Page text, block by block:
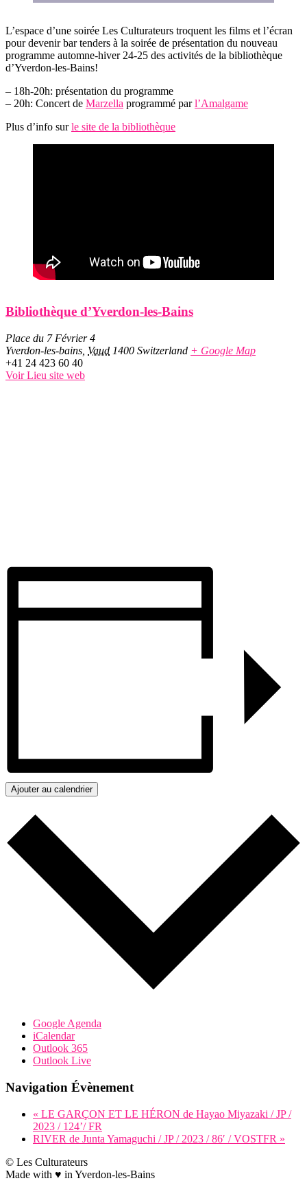
L’espace d’une soirée Les Culturateurs troquent les films et l’écran
pour devenir bar tenders à la soirée de présentation du nouveau
programme automne-hiver 24-25 des activités de la bibliothèque
d’Yverdon-les-Bains!
– 18h-20h: présentation du programme
– 20h: Concert de Marzella programmé parl’Amalgame
Plus d’info surle site de la bibliothèque
Bibliothèque d’Yverdon-les-Bains
Place du 7 Février 4
Yverdon-les-bains Vaud 1400 Switzerland + Google Map
+41 24 423 60 40
Voir Lieu site web
Ajouter au calendrier
Google Agenda
iCalendar
Outlook 365
Outlook Live
Navigation Évènement
« LE GARÇON ET LE HÉRON de Hayao Miyazaki / JP /
2023 / 124’/ FR
RIVER de Junta Yamaguchi / JP / 2023 / 86′ / VOSTFR »
© Les Culturateurs
Made with ♥︎ in Yverdon-les-Bains